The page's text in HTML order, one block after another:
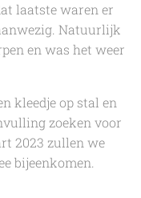
laatste waren er
Natuurlijk
en was het weer
kleedje op stal en
zoeken voor
2023 zullen we
bijeenkomen.